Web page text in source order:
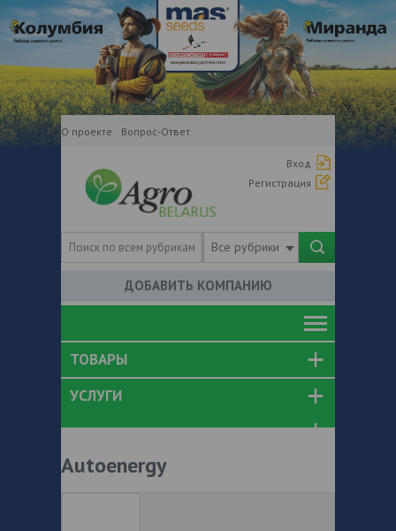
О проекте Вопрос-Ответ
Вход
Регистрация
Все рубрики
ДОБАВИТЬ КОМПАНИЮ
ТОВАРЫ
УСЛУГИ
Autoenergy